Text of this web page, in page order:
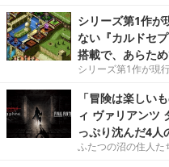
シリーズ第1作が
ない『カルドセ
搭載で、あらた
シリーズ第1作が現
「冒険は楽しい
ィ ヴァリアンツ
っぷり沈んだ4人
ふたつの沼の住人た